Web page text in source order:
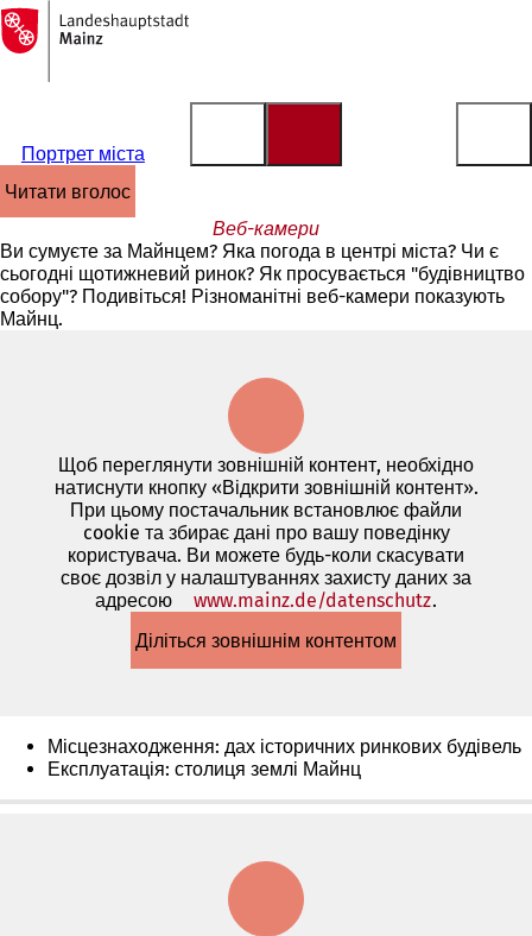
Перейти до змісту
На
головну
сторінку
Портрет міста
читати вголос
Веб-камери
Ви сумуєте за Майнцем? Яка погода в центрі міста? Чи є
сьогодні щотижневий ринок? Як просувається "будівництво
собору"? Подивіться! Різноманітні веб-камери показують
Майнц.
Щоб переглянути зовнішній контент, необхідно
натиснути кнопку «Відкрити зовнішній контент».
При цьому постачальник встановлює файли
cookie та збирає дані про вашу поведінку
користувача. Ви можете будь-коли скасувати
своє дозвіл у налаштуваннях захисту даних за
адресою
www.mainz.de/datenschutz.
Діліться зовнішнім контентом
Місцезнаходження: дах історичних ринкових будівель
Експлуатація: столиця землі Майнц